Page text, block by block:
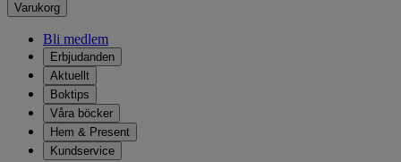
Varukorg
Bli medlem
Erbjudanden
Aktuellt
Boktips
Våra böcker
Hem & Present
Kundservice